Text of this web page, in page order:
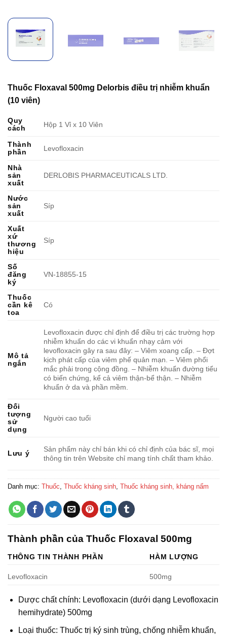
Thuốc Floxaval 500mg Delorbis điều trị nhiễm khuẩn
(10 viên)
Quy
cách
Hộp 1 Vỉ x 10 Viên
Thành
phần
Levofloxacin
Nhà
sản
xuất
DERLOBIS PHARMACEUTICALS LTD.
Nước
sản
xuất
Síp
Xuất
xứ
thương
hiệu
Síp
Số
đăng
ký
VN-18855-15
Thuốc
cần kê
toa
Có
Mô tả
ngắn
Levofloxacin được chỉ định để điều trị các trường hợp
nhiễm khuẩn do các vi khuẩn nhạy cảm với
levofloxacin gây ra sau đây: – Viêm xoang cấp. – Ðợt
kịch phát cấp của viêm phế quản mạn. – Viêm phổi
mắc phải trong cộng đồng. – Nhiễm khuẩn đường tiểu
có biến chứng, kể cả viêm thận-bể thận. – Nhiễm
khuẩn ở da và phần mềm.
Đối
tượng
sử
dụng
Người cao tuổi
Lưu ý
Sản phẩm này chỉ bán khi có chỉ định của bác sĩ, mọi
thông tin trên Website chỉ mang tính chất tham khảo.
Danh mục: Thuốc Thuốc kháng sinh Thuốc kháng sinh, kháng nấm
Thành phần của Thuốc Floxaval 500mg
THÔNG TIN THÀNH PHẦN HÀM LƯỢNG
Levofloxacin 500mg
Dược chất chính: Levofloxacin (dưới dạng Levofloxacin
hemihydrate) 500mg
Loại thuốc: Thuốc trị ký sinh trùng, chống nhiễm khuẩn,